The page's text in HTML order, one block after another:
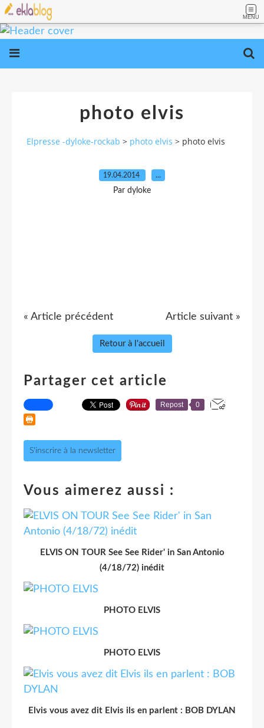
MENU
photo elvis
Elpresse -dyloke-rockab > photo elvis > photo elvis
19.04.2014 …
Par dyloke
« Article précédent Article suivant »
Retour à l'accueil
Partager cet article
Repost 0
S'inscrire à la newsletter
Vous aimerez aussi :
ELVIS ON TOUR See See Rider' in San Antonio
(4/18/72) inédit
PHOTO ELVIS
PHOTO ELVIS
Elvis vous avez dit Elvis ils en parlent : BOB DYLAN